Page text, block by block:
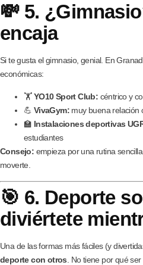
💸 5.
encaja
Si te gusta el gimnasio, genial. En
económicas:
🏋️YO10 Sport Club: céntrico y
💪 VivaGym: muy buena relación
🏫 Instalaciones deportivas
estudiantes
Consejo: empieza por una rutina
moverte.
🎯 6. Deporte
diviértete
Una de las formas más fáciles (y
deporte con otros . No tiene por qué